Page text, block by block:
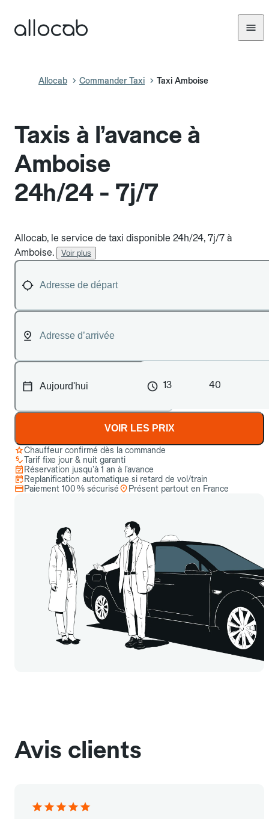
Allocab Commander Taxi Taxi Amboise
Taxis à l’avance à
Amboise
24h/24 - 7j/7
Allocab, le service de taxi disponible 24h/24, 7j/7 à
Amboise.
Voir plus
13 40
VOIR LES PRIX
Chauffeur confirmé dès la commande
Tarif fixe jour & nuit garanti
Réservation jusqu’à 1 an à l’avance
Replanification automatique si retard de vol/train
Paiement 100 % sécurisé
Présent partout en France
Avis clients